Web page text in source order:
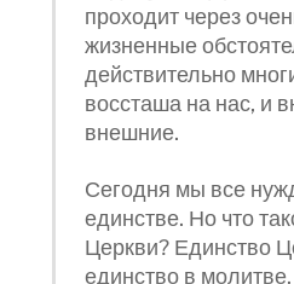
проходит через
жизненные
действительно
воссташа на нас, и
внешние.
Сегодня мы все
единстве. Но что
Церкви? Единство
единство в